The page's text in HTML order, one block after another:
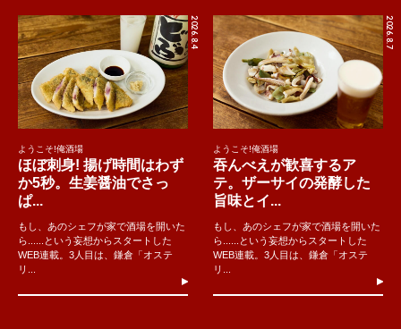
2026.8.4
ようこそ!俺酒場
ほぼ刺身! 揚げ時間はわず
か5秒。生姜醤油でさっ
ぱ...
もし、あのシェフが家で酒場を開いた
ら......という妄想からスタートした
WEB連載。3人目は、鎌倉「オステ
リ...
2026.8.7
ようこそ!俺酒場
吞んべえが歓喜するア
テ。ザーサイの発酵した
旨味とイ...
もし、あのシェフが家で酒場を開いた
ら......という妄想からスタートした
WEB連載。3人目は、鎌倉「オステ
リ...